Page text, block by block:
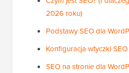
2026 roku)
Podstawy SEO dla
Konfiguracja wtyczki SEO
SEO na stronie dla